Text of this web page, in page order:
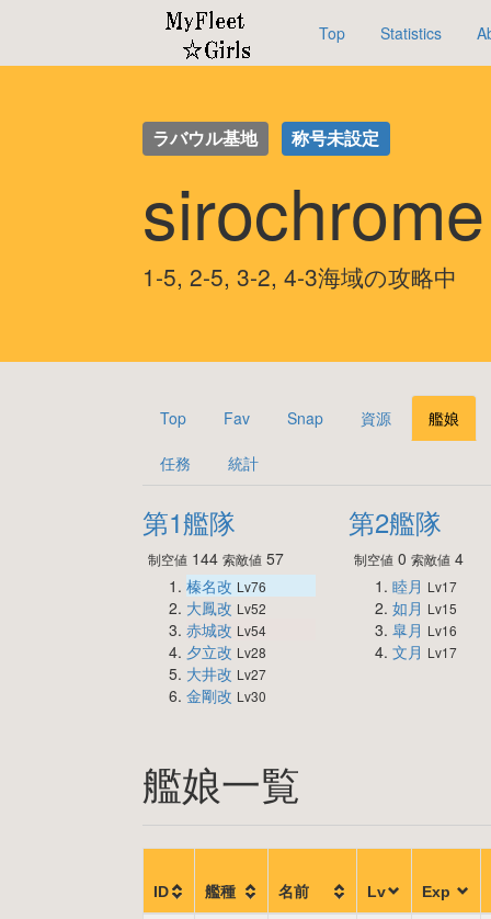
Top Statistics
ラバウル基地 称号未設定
1-5, 2-5, 3-2, 4-3海域の攻略中
Top Fav Snap 資源 艦娘
任務 統計
第1艦隊
制空値 144 索敵値 57
榛名改 Lv76
大鳳改 Lv52
赤城改 Lv54
夕立改 Lv28
大井改 Lv27
金剛改 Lv30
第2艦隊
制空値0 索敵値4
睦月 Lv17
如月 Lv15
皐月 Lv16
文月 Lv17
艦娘一覧
ID 艦種 名前 Lv Exp